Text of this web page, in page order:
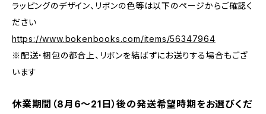
ラッピングのデザイン、リボンの色等は以下のページからご確認く
ださい
https://www.bokenbooks.com/items/56347964
※配送・梱包の都合上、リボンを結ばずにお送りする場合もござ
います
休業期間（8月6〜21日）後の発送希望時期をお選びくだ